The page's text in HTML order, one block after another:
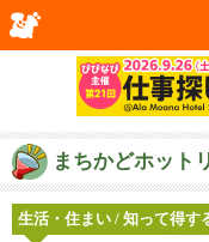
まちかどホット
生活・住まい / 知って得す